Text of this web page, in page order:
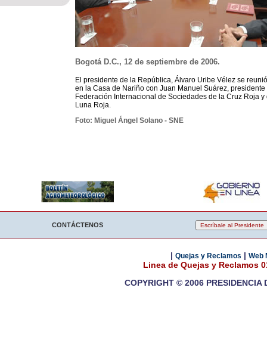
Bogotá D.C., 12 de septiembre de 2006.
El presidente de la República, Álvaro Uribe Vélez se
en la Casa de Nariño con Juan Manuel Suárez, presidente
Federación Internacional de Sociedades de la Cruz Roja y
Luna Roja.
Foto: Miguel Ángel Solano - SNE
CONTÁCTENOS
| Quejas y Reclamos | Web
Linea de Quejas y Reclamos
COPYRIGHT © 2006 PRESIDENCIA